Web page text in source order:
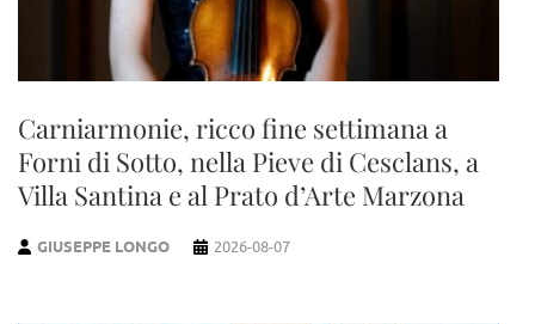
Carniarmonie, ricco fine settimana a
Forni di Sotto, nella Pieve di Cesclans, a
Villa Santina e al Prato d’Arte Marzona
GIUSEPPE LONGO 2026-08-07